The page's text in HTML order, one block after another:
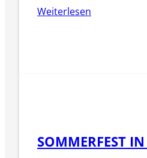
Weiterlesen
SOMMERFEST